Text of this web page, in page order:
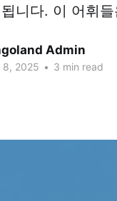
니다. 이 어휘
Admin
8, 2025 • 3 min read